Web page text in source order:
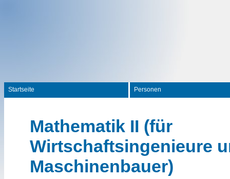
Startseite Personen
Mathematik II (für
Wirtschaftsingenieure
Maschinenbauer)